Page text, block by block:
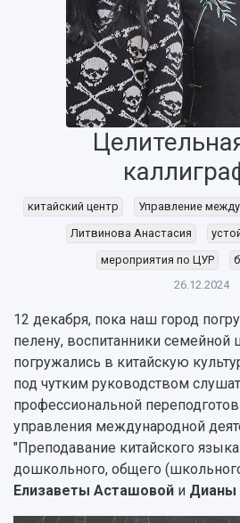
НАЗАД
Об университете
История
Ключевые факты
Рейтинги
Руководство
Новости
Главные новости
Бортжурнал
Объявления
События
Образование
Почему я выбираю
Абитуриенту
Бакалавриат и специалитет
Магистратура
Научно-
Основные научные
Научные школы и ведущие
Диссертационные советы
Подготовка научных кадров
китайский центр
Управление
Литвинова Анастасия
мероприятия по ЦУР
26.12.2024
12 декабря, пока наш город
пелену, воспитанники
погружались в китайскую
под чутким руководством
профессиональной
управления международной
"Преподавание китайского
дошкольного, общего
Елизаветы Асташовой и Дианы